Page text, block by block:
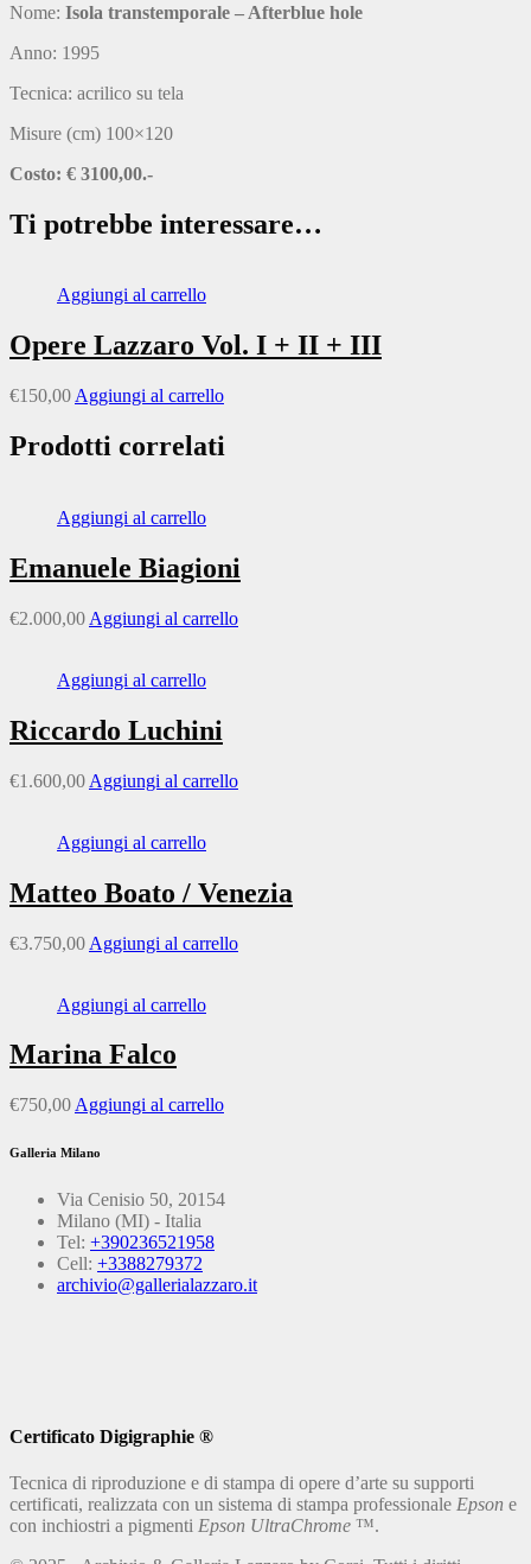
Nome: Isola transtemporale – Afterblue hole
Anno: 1995
Tecnica: acrilico su tela
Misure (cm) 100×120
Costo: € 3100,00.-
Ti potrebbe interessare…
Aggiungi al carrello
Opere Lazzaro Vol. I + II + III
€150,00 Aggiungi al carrello
Prodotti correlati
Aggiungi al carrello
Emanuele Biagioni
€2.000,00 Aggiungi al carrello
Aggiungi al carrello
Riccardo Luchini
€1.600,00 Aggiungi al carrello
Aggiungi al carrello
Matteo Boato / Venezia
€3.750,00 Aggiungi al carrello
Aggiungi al carrello
Marina Falco
€750,00 Aggiungi al carrello
Galleria Milano
Via Cenisio 50, 20154
Milano (MI) - Italia
Tel: +390236521958
Cell: +3388279372
archivio@gallerialazzaro.it
Certificato Digigraphie ®
Tecnica di riproduzione e di stampa di opere d’arte su supporti
certificati, realizzata con un sistema di stampa professionale Epson e
con inchiostri a pigmenti Epson UltraChrome ™.